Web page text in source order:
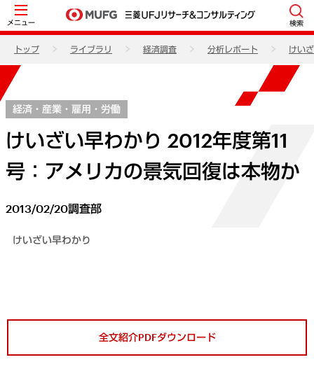
メニュー 検索
トップ ライブラリ 経済調査 分析レポート けい
経済・産業・雇用・労働
けいざい早わかり 2012年度第11
号：アメリカの景気回復は本物か
2013/02/20調査部
けいざい早わかり
全文紹介PDFダウンロード